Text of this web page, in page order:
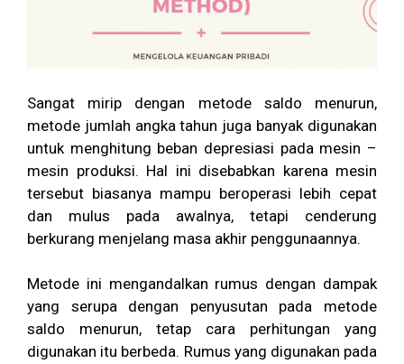
Sangat mirip dengan metode saldo menurun,
metode jumlah angka tahun juga banyak digunakan
untuk menghitung beban depresiasi pada mesin –
mesin produksi. Hal ini disebabkan karena mesin
tersebut biasanya mampu beroperasi lebih cepat
dan mulus pada awalnya, tetapi cenderung
berkurang menjelang masa akhir penggunaannya.
Metode ini mengandalkan rumus dengan dampak
yang serupa dengan penyusutan pada metode
saldo menurun, tetap cara perhitungan yang
digunakan itu berbeda. Rumus yang digunakan pada